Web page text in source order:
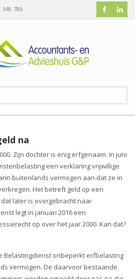
348 786
o
g
l
n
a
v
i
t
i
na
Zijn dochter is enig erfgenaam. In juni
een verklaring vrijwillige
buitenlands vermogen aan dat ze in
Het betreft geld op een
later is overgebracht naar
legt in januari 2016 een
op over het jaar 2000. Kan dat?
Belastingdienst onbeperkt erfbelasting
vermogen. De daarvoor bestaande